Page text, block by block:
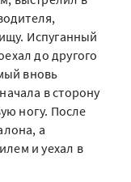
Испуганный
до другого
вновь
в сторону
ногу. После
а
и уехал в